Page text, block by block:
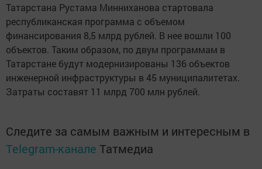
Татарстана Рустама Минниханова стартовала
республиканская программа с объемом
финансирования 8,5 млрд рублей. В нее вошли 100
объектов. Таким образом, по двум программам в
Татарстане будут модернизированы 136 объектов
инженерной инфраструктуры в 45 муниципалитетах.
Затраты составят 11 млрд 700 млн рублей.
Следите за самым важным и интересным в
Telegram-канале Татмедиа